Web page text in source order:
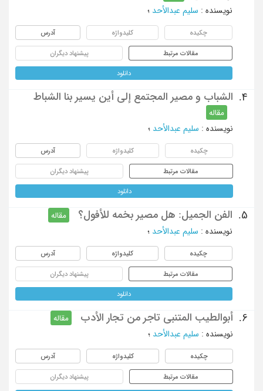
نویسنده : سلیم عبدالأحد ؛
چکیده کلیدواژه آدرس
مقالات مرتبط پیشنهاد دیگران
دانلود
4. الشباب و مصیر المجتمع إلی أین یسیر بنا الشباط
مقاله
نویسنده : سلیم عبدالأحد ؛
چکیده کلیدواژه آدرس
مقالات مرتبط پیشنهاد دیگران
دانلود
5. الفن الجمیل: هل مصیر بخمه للأفول؟
مقاله
نویسنده : سلیم عبدالأحد ؛
چکیده کلیدواژه آدرس
مقالات مرتبط پیشنهاد دیگران
دانلود
6. أبوالطیب المتنبی تاجر من تجار الأدب
مقاله
نویسنده : سلیم عبدالأحد ؛
چکیده کلیدواژه آدرس
مقالات مرتبط پیشنهاد دیگران